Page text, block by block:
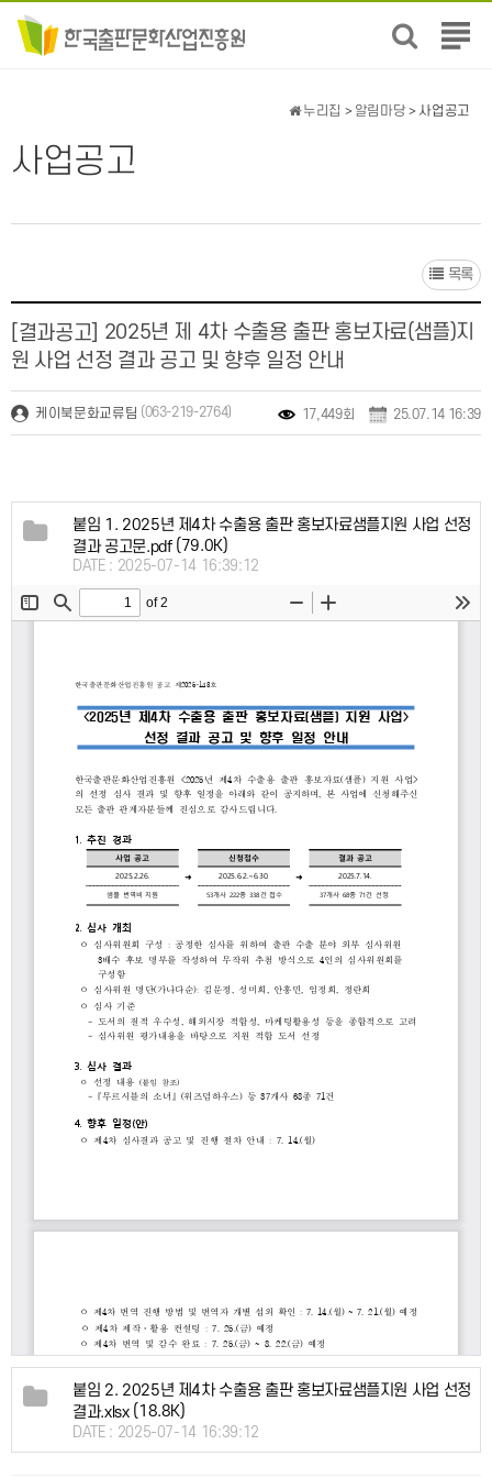
전
뉴
사업공고
누리집 > 알림마당 > 사업공고
목록
[결과공고]
2025년 제 4차 수출용 출판 홍보자료(샘플)지
원 사업 선정 결과 공고 및 향후 일정 안내
케이북문화교류팀 (063-219-2764) 17,449회 25.07.14 16:39
붙임 1. 2025년 제4차 수출용 출판 홍보자료샘플지원 사업 선정
결과 공고문.pdf(79.0K)
DATE : 2025-07-14 16:39:12
붙임 2. 2025년 제4차 수출용 출판 홍보자료샘플지원 사업 선정
결과.xlsx(18.8K)
DATE : 2025-07-14 16:39:12